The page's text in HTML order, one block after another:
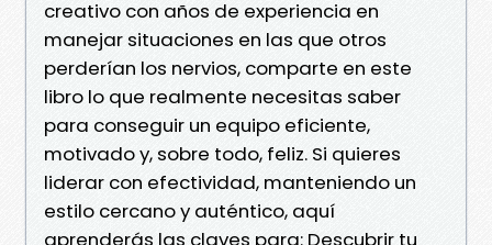
creativo con años de experiencia en
manejar situaciones en las que otros
perderían los nervios, comparte en este
libro lo que realmente necesitas saber
para conseguir un equipo eficiente,
motivado y, sobre todo, feliz. Si quieres
liderar con efectividad, manteniendo un
estilo cercano y auténtico, aquí
aprenderás las claves para: Descubrir tu